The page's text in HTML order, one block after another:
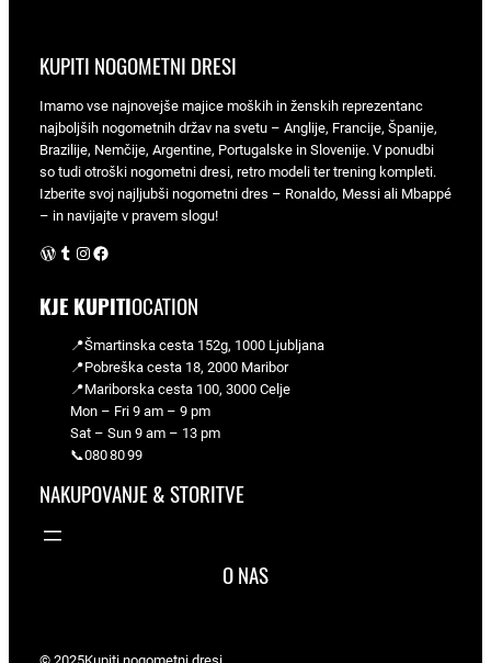
KUPITI NOGOMETNI DRESI
Imamo vse najnovejše majice moških in ženskih reprezentanc
najboljših nogometnih držav na svetu – Anglije, Francije, Španije,
Brazilije, Nemčije, Argentine, Portugalske in Slovenije. V ponudbi
so tudi otroški nogometni dresi, retro modeli ter trening kompleti.
Izberite svoj najljubši nogometni dres – Ronaldo, Messi ali Mbappé
– in navijajte v pravem slogu!
WordPress Instagram Facebook
KJE KUPITIOCATION
📍Šmartinska cesta 152g, 1000 Ljubljana
📍Pobreška cesta 18, 2000 Maribor
📍Mariborska cesta 100, 3000 Celje
Mon – Fri 9 am – 9 pm
Sat – Sun 9 am – 13 pm
📞080 80 99
NAKUPOVANJE & STORITVE
O NAS